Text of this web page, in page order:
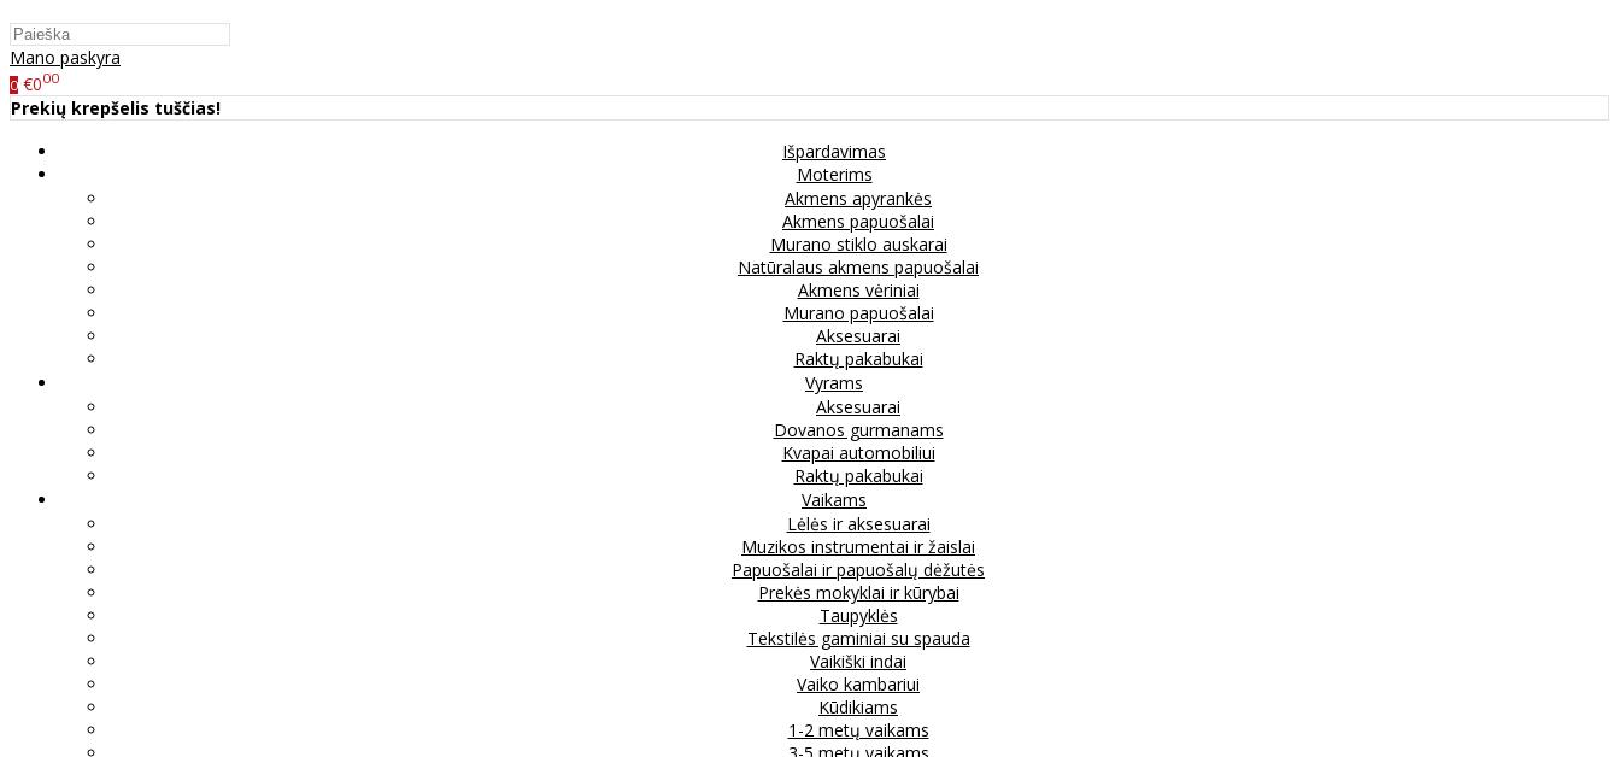
Mano paskyra
0 €000
Prekių krepšelis tuščias!
Išpardavimas
Moterims
Akmens apyrankės
Akmens papuošalai
Murano stiklo auskarai
Natūralaus akmens papuošalai
Akmens vėriniai
Murano papuošalai
Aksesuarai
Raktų pakabukai
Vyrams
Aksesuarai
Dovanos gurmanams
Kvapai automobiliui
Raktų pakabukai
Vaikams
Lėlės ir aksesuarai
Muzikos instrumentai ir žaislai
Papuošalai ir papuošalų dėžutės
Prekės mokyklai ir kūrybai
Taupyklės
Tekstilės gaminiai su spauda
Vaikiški indai
Vaiko kambariui
Kūdikiams
1-2 metų vaikams
3-5 metų vaikams